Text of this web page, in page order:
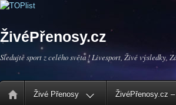
ŽivéPřenosy.cz
Sledujte sport z celého světa ! Livesport, Živé výsledky,
Živé Přenosy ŽivéPřenosy.cz